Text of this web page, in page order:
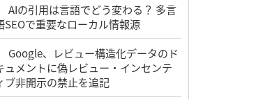
AIの引用は言語でどう変わる？ 多言
SEOで重要なローカル情報源
Google、レビュー構造化データのド
ュメントに偽レビュー・インセンテ
ブ非開示の禁止を追記